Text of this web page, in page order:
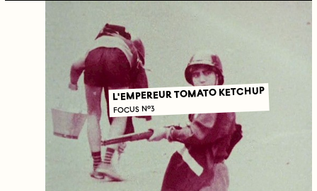
L'EMPEREUR TOMATO KETCHUP
FOCUS N°3